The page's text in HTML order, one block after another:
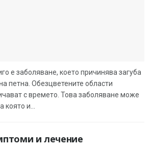
е заболяване, което причинява загуба
петна. Обезцветените области
с времето. Това заболяване може
и...
и лечение